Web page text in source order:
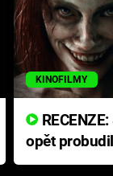
KINOFILMY
opět
přichází s